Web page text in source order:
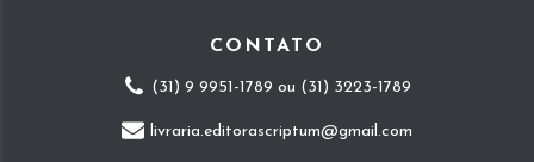
CONTATO
(31) 9 9951-1789 ou (31) 3223-1789
livraria.editorascriptum@gmail.com